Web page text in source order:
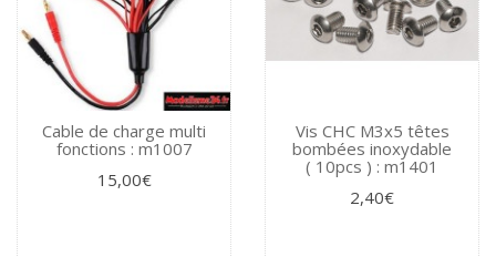
Cable de charge multi
fonctions : m1007
15,00€
Vis CHC M3x5 têtes
bombées inoxydable
( 10pcs ) : m1401
2,40€